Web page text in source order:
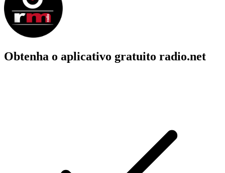
Obtenha o aplicativo gratuito radio.net